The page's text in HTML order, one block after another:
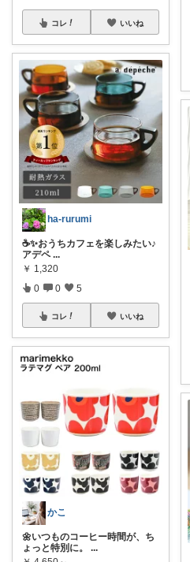
コレ いいね
ha-rurumi
☕️✨おうちカフェを楽しみたい♪
アデペ ...
￥ 1,320
0 0 5
コレ いいね
かこ
🌼いつものコーヒー時間が、ち
ょっと特別に。
...